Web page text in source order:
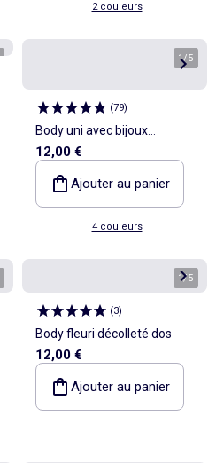
2 couleurs
1/5
(79)
Body uni avec bijoux
fantaisies sur les bretelles
12,00 €
Ajouter au panier
4 couleurs
1/5
(3)
Body fleuri décolleté dos
12,00 €
Ajouter au panier